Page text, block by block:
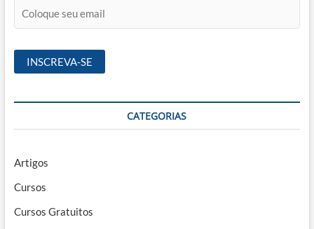
CATEGORIAS
Artigos
Cursos
Cursos Gratuitos